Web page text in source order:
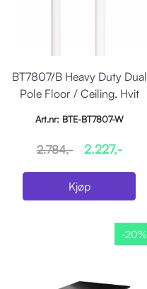
BT7807/B Heavy Duty Dual
Pole Floor / Ceiling, Hvit
Art.nr: BTE-BT7807-W
2.784,- 2.227,-
Kjøp
-20%